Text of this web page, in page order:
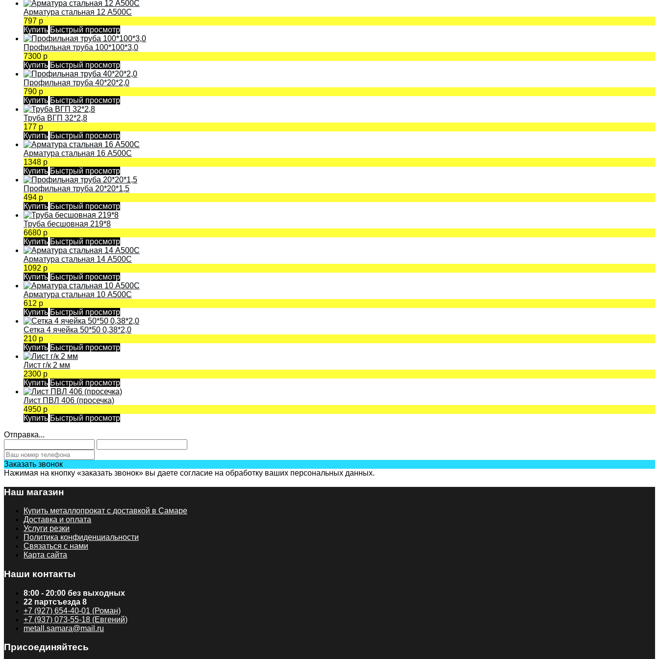
Арматура стальная 12 А500С
797 р
Купить Быстрый просмотр
Профильная труба 100*100*3,0
7300 р
Купить Быстрый просмотр
Профильная труба 40*20*2,0
790 р
Купить Быстрый просмотр
Труба ВГП 32*2,8
177 р
Купить Быстрый просмотр
Арматура стальная 16 А500С
1348 р
Купить Быстрый просмотр
Профильная труба 20*20*1,5
494 р
Купить Быстрый просмотр
Труба бесшовная 219*8
6680 р
Купить Быстрый просмотр
Арматура стальная 14 А500С
1092 р
Купить Быстрый просмотр
Арматура стальная 10 А500С
612 р
Купить Быстрый просмотр
Сетка 4 ячейка 50*50 0,38*2,0
210 р
Купить Быстрый просмотр
Лист г/к 2 мм
2300 р
Купить Быстрый просмотр
Лист ПВЛ 406 (просечка)
4950 р
Купить Быстрый просмотр
Отправка...
Заказать звонок
Нажимая на кнопку «заказать звонок» вы даете согласие на обработку ваших персональных данных.
Наш магазин
Купить металлопрокат с доставкой в Самаре
Доставка и оплата
Услуги резки
Политика конфиденциальности
Связаться с нами
Карта сайта
Наши контакты
8:00 - 20:00 без выходных
22 партсъезда 8
+7 (927) 654-40-01 (Роман)
+7 (937) 073-55-18 (Евгений)
metall.samara@mail.ru
Присоединяйтесь